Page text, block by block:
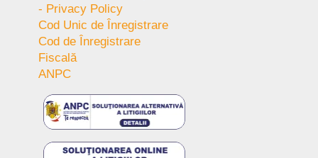
- Privacy Policy
Cod Unic de Înregistrare
Cod de Înregistrare
Fiscală
ANPC